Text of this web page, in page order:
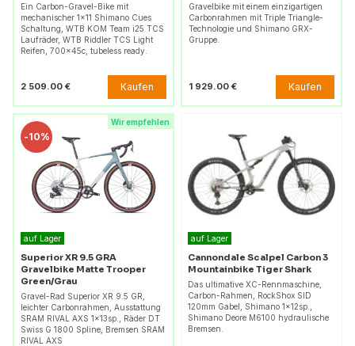
Ein Carbon-Gravel-Bike mit
mechanischer 1x11 Shimano Cues
Schaltung, WTB KOM Team i25 TCS
Laufräder, WTB Riddler TCS Light
Reifen, 700x45c, tubeless ready.
2 509.00 € Kaufen
Gravelbike mit einem einzigartigen
Carbonrahmen mit Triple Triangle-
Technologie und Shimano GRX-
Gruppe.
1 929.00 € Kaufen
Wir empfehlen
-10%
auf Lager
Superior XR 9.5 GRA
Gravelbike Matte Trooper
Green/Grau
Gravel-Rad Superior XR 9.5 GR,
leichter Carbonrahmen, Ausstattung
SRAM RIVAL AXS 1x13sp., Räder DT
Swiss G 1800 Spline, Bremsen SRAM
RIVAL AXS
auf Lager
Cannondale Scalpel Carbon 3
Mountainbike Tiger Shark
Das ultimative XC-Rennmaschine,
Carbon-Rahmen, RockShox SID
120mm Gabel, Shimano 1x12sp.,
Shimano Deore M6100 hydraulische
Bremsen.